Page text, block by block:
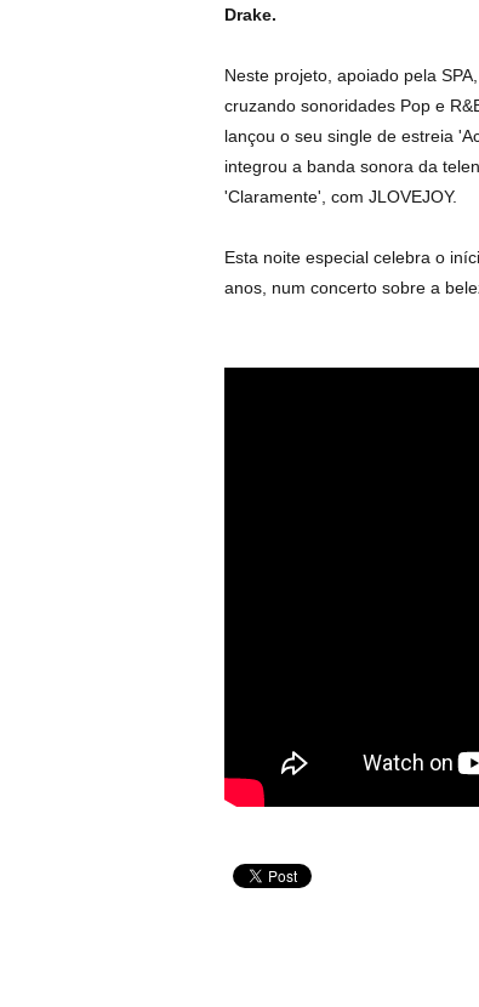
Drake.
Neste projeto, apoiado pela
cruzando sonoridades Pop e
lançou o seu single de estreia
integrou a banda sonora da
'Claramente', com JLOVEJOY.
Esta noite especial celebra o
anos, num concerto sobre a